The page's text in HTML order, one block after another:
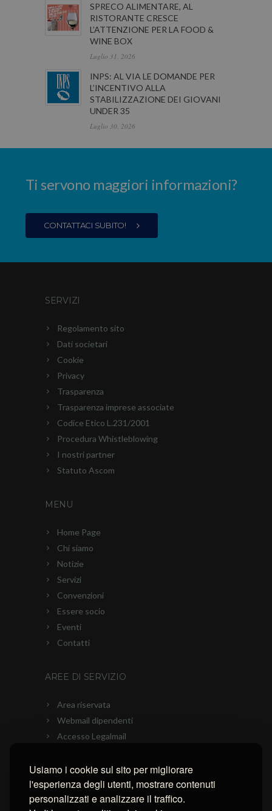
Usiamo i cookie sul sito per migliorare
l'esperienza degli utenti, mostrare contenuti
personalizzati e analizzare il traffico.
SPRECO ALIMENTARE, AL
RISTORANTE CRESCE
L’ATTENZIONE PER LA FOOD &
WINE BOX
Luglio 31, 2026
INPS: AL VIA LE DOMANDE PER
L’INCENTIVO ALLA
STABILIZZAZIONE DEI GIOVANI
UNDER 35
Luglio 30, 2026
Ti servono maggiori informazioni?
CONTATTACI SUBITO!
SERVIZI
Regolamento sito
Dati societari
Cookie
Privacy
Trasparenza
Trasparenza imprese associate
Codice Etico L.231/2001
Procedura Whistleblowing
I nostri partner
Statuto Ascom
MENU
Home Page
Chi siamo
Notizie
Servizi
Convenzioni
Essere socio
Eventi
Contatti
AREE DI SERVIZIO
Area riservata
Webmail dipendenti
Accesso Legalmail
Connessione con AnyDesk
Connessione con Ammyy Admin
Connessione con TeamViewer